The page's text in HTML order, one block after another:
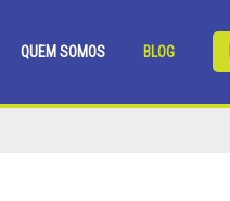
QUEM SOMOS BLOG